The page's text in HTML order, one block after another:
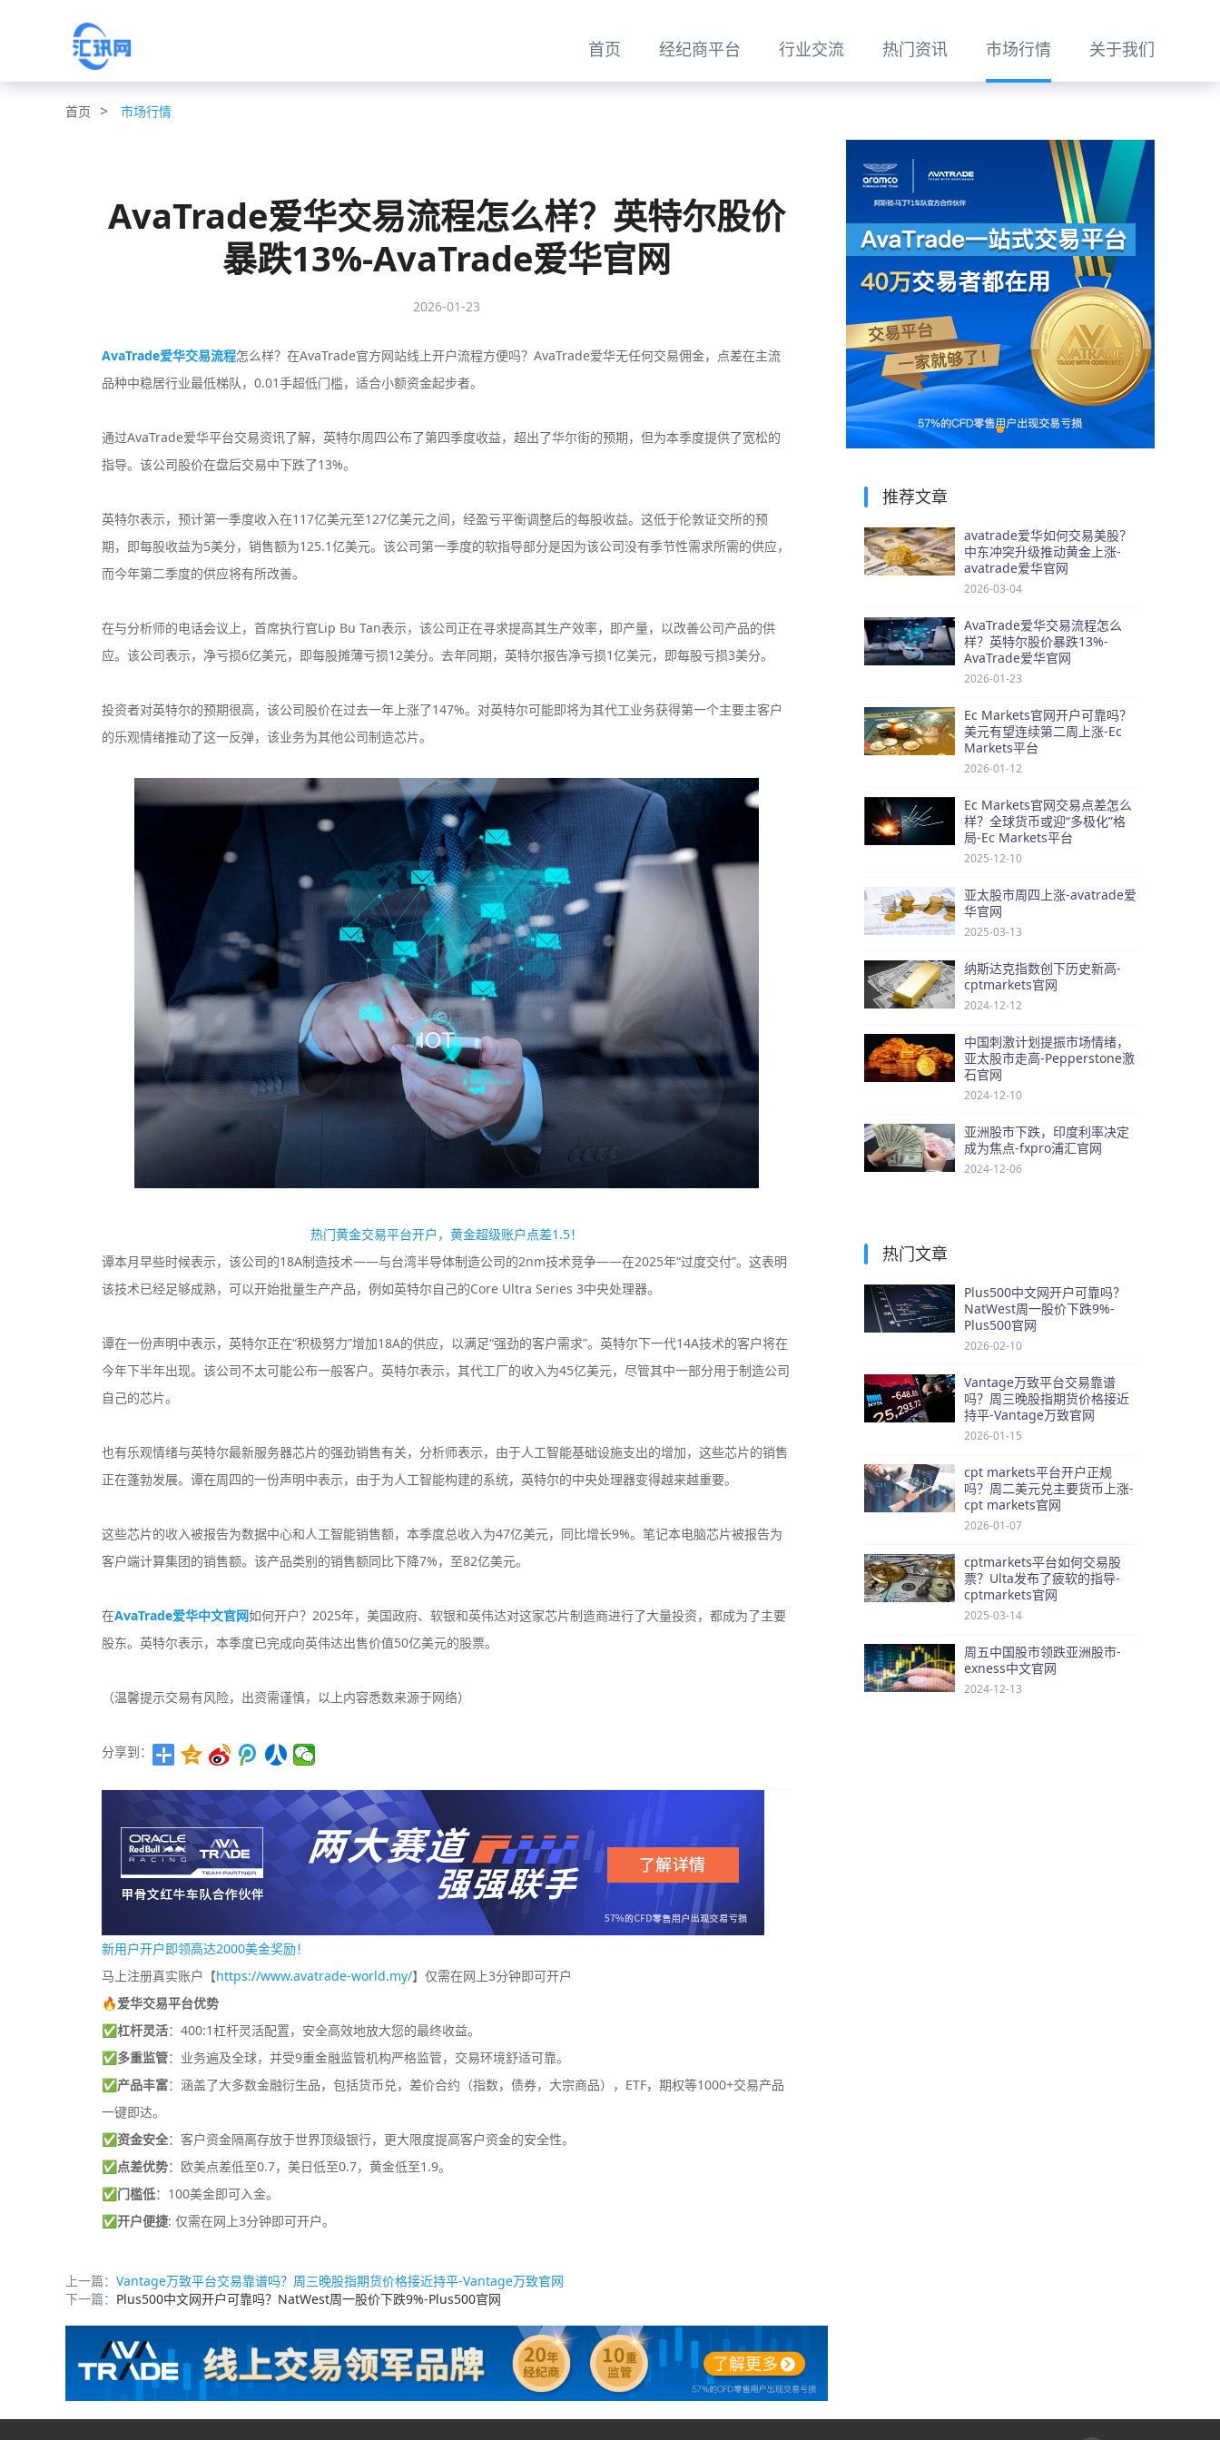
首页 经纪商平台 行业交流 热门资讯 市场行情 关于我们
首页 > 市场行情
AvaTrade爱华交易流程怎么样？英特尔股价
暴跌13%-AvaTrade爱华官网
2026-01-23
AvaTrade爱华交易流程怎么样？在AvaTrade官方网站线上开户流程方便吗？‌‌AvaTrade爱华无任何交易佣金‌，点差在主流
品种中‌稳居行业最低梯队‌，‌0.01手超低门槛‌，适合小额资金起步者。
通过AvaTrade爱华平台交易资讯了解，英特尔周四公布了第四季度收益，超出了华尔街的预期，但为本季度提供了宽松的
指导。该公司股价在盘后交易中下跌了13%。
英特尔表示，预计第一季度收入在117亿美元至127亿美元之间，经盈亏平衡调整后的每股收益。这低于伦敦证交所的预
期，即每股收益为5美分，销售额为125.1亿美元。该公司第一季度的软指导部分是因为该公司没有季节性需求所需的供应，
而今年第二季度的供应将有所改善。
在与分析师的电话会议上，首席执行官Lip Bu Tan表示，该公司正在寻求提高其生产效率，即产量，以改善公司产品的供
应。该公司表示，净亏损6亿美元，即每股摊薄亏损12美分。去年同期，英特尔报告净亏损1亿美元，即每股亏损3美分。
投资者对英特尔的预期很高，该公司股价在过去一年上涨了147%。对英特尔可能即将为其代工业务获得第一个主要主客户
的乐观情绪推动了这一反弹，该业务为其他公司制造芯片。
热门黄金交易平台开户，黄金超级账户点差1.5！
谭本月早些时候表示，该公司的18A制造技术——与台湾半导体制造公司的2nm技术竞争——在2025年“过度交付”。这表明
该技术已经足够成熟，可以开始批量生产产品，例如英特尔自己的Core Ultra Series 3中央处理器。
谭在一份声明中表示，英特尔正在“积极努力”增加18A的供应，以满足“强劲的客户需求”。英特尔下一代14A技术的客户将在
今年下半年出现。该公司不太可能公布一般客户。英特尔表示，其代工厂的收入为45亿美元，尽管其中一部分用于制造公司
自己的芯片。
也有乐观情绪与英特尔最新服务器芯片的强劲销售有关，分析师表示，由于人工智能基础设施支出的增加，这些芯片的销售
正在蓬勃发展。谭在周四的一份声明中表示，由于为人工智能构建的系统，英特尔的中央处理器变得越来越重要。
这些芯片的收入被报告为数据中心和人工智能销售额，本季度总收入为47亿美元，同比增长9%。笔记本电脑芯片被报告为
客户端计算集团的销售额。该产品类别的销售额同比下降7%，至82亿美元。
在AvaTrade爱华中文官网如何开户？2025年，美国政府、软银和英伟达对这家芯片制造商进行了大量投资，都成为了主要
股东。英特尔表示，本季度已完成向英伟达出售价值50亿美元的股票。
（温馨提示交易有风险，出资需谨慎，以上内容悉数来源于网络）
分享到：
新用户开户即领高达2000美金奖励！
马上注册真实账户【https://www.avatrade-world.my/】仅需在网上3分钟即可开户
🔥爱华交易平台优势
✅杠杆灵活：400:1杠杆灵活配置，安全高效地放大您的最终收益。
✅多重监管：业务遍及全球，并受9重金融监管机构严格监管，交易环境舒适可靠。
✅产品丰富：涵盖了大多数金融衍生品，包括货币兑，差价合约（指数，债券，大宗商品），ETF，期权等1000+交易产品
一键即达。
✅资金安全：客户资金隔离存放于世界顶级银行，更大限度提高客户资金的安全性。
✅点差优势：欧美点差低至0.7，美日低至0.7，黄金低至1.9。
✅门槛低：100美金即可入金。
✅开户便捷: 仅需在网上3分钟即可开户。
上一篇： Vantage万致平台交易靠谱吗？周三晚股指期货价格接近持平-Vantage万致官网
下一篇： Plus500中文网开户可靠吗？NatWest周一股价下跌9%-Plus500官网
推荐文章
avatrade爱华如何交易美股？
中东冲突升级推动黄金上涨-
avatrade爱华官网
2026-03-04
AvaTrade爱华交易流程怎么
样？英特尔股价暴跌13%-
AvaTrade爱华官网
2026-01-23
Ec Markets官网开户可靠吗？
美元有望连续第二周上涨-Ec
Markets平台
2026-01-12
Ec Markets官网交易点差怎么
样？全球货币或迎“多极化”格
局-Ec Markets平台
2025-12-10
亚太股市周四上涨-avatrade爱
华官网
2025-03-13
纳斯达克指数创下历史新高-
cptmarkets官网
2024-12-12
中国刺激计划提振市场情绪，
亚太股市走高-Pepperstone激
石官网
2024-12-10
亚洲股市下跌，印度利率决定
成为焦点-fxpro浦汇官网
2024-12-06
热门文章
Plus500中文网开户可靠吗？
NatWest周一股价下跌9%-
Plus500官网
2026-02-10
Vantage万致平台交易靠谱
吗？周三晚股指期货价格接近
持平-Vantage万致官网
2026-01-15
cpt markets平台开户正规
吗？周二美元兑主要货币上涨-
cpt markets官网
2026-01-07
cptmarkets平台如何交易股
票？Ulta发布了疲软的指导-
cptmarkets官网
2025-03-14
周五中国股市领跌亚洲股市-
exness中文官网
2024-12-13